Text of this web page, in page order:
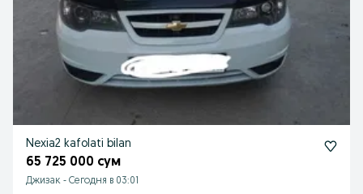
Nexia2 kafolati bilan
65 725 000 сум
Джизак - Сегодня в 03:01